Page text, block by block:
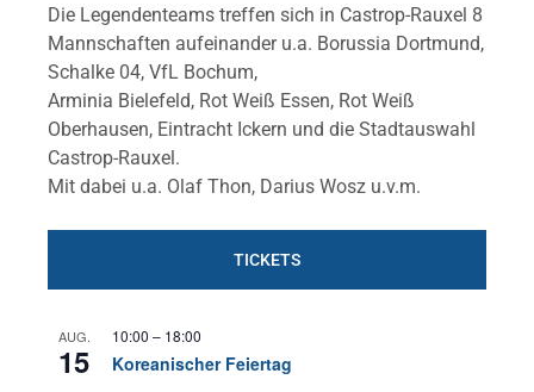
Die Legendenteams treffen sich in Castrop-Rauxel 8
Mannschaften aufeinander u.a. Borussia Dortmund,
Schalke 04, VfL Bochum,
Arminia Bielefeld, Rot Weiß Essen, Rot Weiß
Oberhausen, Eintracht Ickern und die Stadtauswahl
Castrop-Rauxel.
Mit dabei u.a. Olaf Thon, Darius Wosz u.v.m.
TICKETS
AUG.
15
10:00 – 18:00
Koreanischer Feiertag